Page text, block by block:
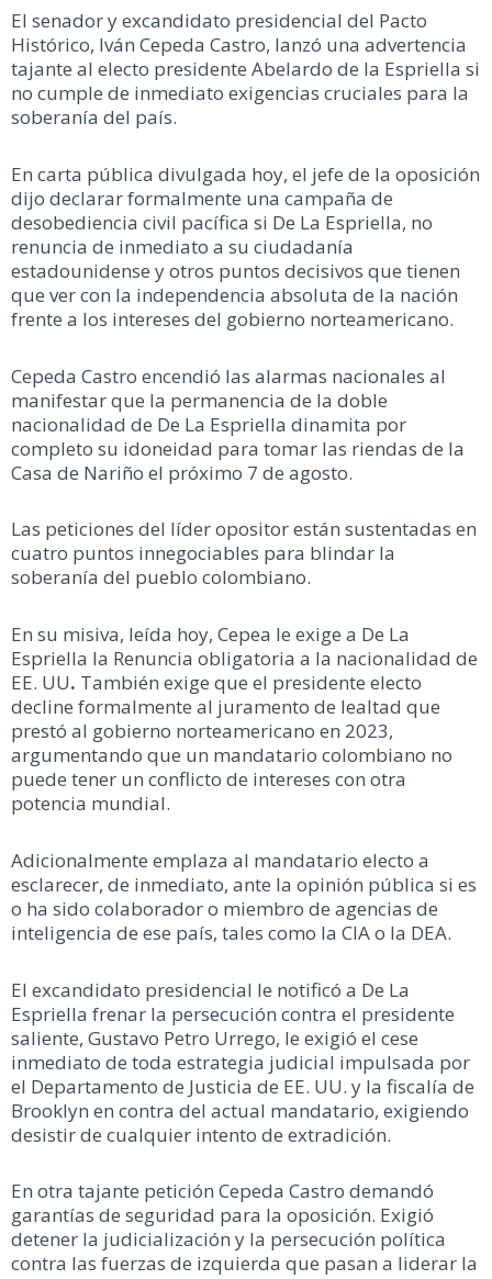
El senador y excandidato presidencial del Pacto
Histórico, Iván Cepeda Castro, lanzó una advertencia
tajante al electo presidente Abelardo de la Espriella si
no cumple de inmediato exigencias cruciales para la
soberanía del país.
En carta pública divulgada hoy, el jefe de la oposición
dijo declarar formalmente una campaña de
desobediencia civil pacífica si De La Espriella, no
renuncia de inmediato a su ciudadanía
estadounidense y otros puntos decisivos que tienen
que ver con la independencia absoluta de la nación
frente a los intereses del gobierno norteamericano.
Cepeda Castro encendió las alarmas nacionales al
manifestar que la permanencia de la doble
nacionalidad de De La Espriella dinamita por
completo su idoneidad para tomar las riendas de la
Casa de Nariño el próximo 7 de agosto.
Las peticiones del líder opositor están sustentadas en
cuatro puntos innegociables para blindar la
soberanía del pueblo colombiano.
En su misiva, leída hoy, Cepea le exige a De La
Espriella la Renuncia obligatoria a la nacionalidad de
EE. UU. También exige que el presidente electo
decline formalmente al juramento de lealtad que
prestó al gobierno norteamericano en 2023,
argumentando que un mandatario colombiano no
puede tener un conflicto de intereses con otra
potencia mundial.
Adicionalmente emplaza al mandatario electo a
esclarecer, de inmediato, ante la opinión pública si es
o ha sido colaborador o miembro de agencias de
inteligencia de ese país, tales como la CIA o la DEA.
El excandidato presidencial le notificó a De La
Espriella frenar la persecución contra el presidente
saliente, Gustavo Petro Urrego, le exigió el cese
inmediato de toda estrategia judicial impulsada por
el Departamento de Justicia de EE. UU. y la fiscalía de
Brooklyn en contra del actual mandatario, exigiendo
desistir de cualquier intento de extradición.
En otra tajante petición Cepeda Castro demandó
garantías de seguridad para la oposición. Exigió
detener la judicialización y la persecución política
contra las fuerzas de izquierda que pasan a liderar la